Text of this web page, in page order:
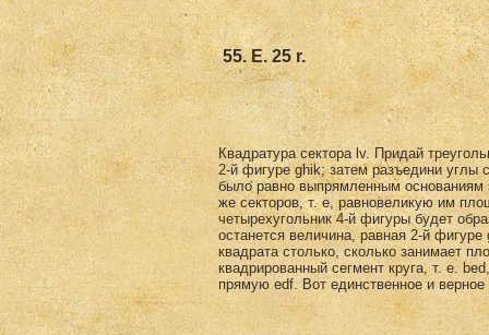
55. Е. 25 r.
Квадратура сектора lv. Придай
2-й фигуре ghik; затем разъедини углы
было равно выпрямленным осно­ваниям
же секторов, т. е, равновеликую им
четырехугольник 4-й фигу­ры будет
останется величина, равная 2-й
квадрата столько, сколько занимает
квадрированный сегмент круга, т. е.
прямую edf. Вот единственное и